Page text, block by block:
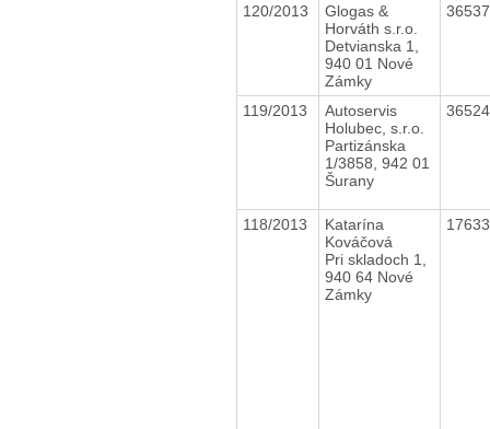
120/2013
Glogas &
Horváth s.r.o.
Detvianska 1,
940 01 Nové
Zámky
119/2013
Autoservis
Holubec, s.r.o.
Partizánska
1/3858, 942 01
Šurany
118/2013
Katarína
Kováčová
Pri skladoch 1,
940 64 Nové
Zámky